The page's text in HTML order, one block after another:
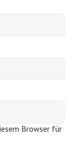
Browser für